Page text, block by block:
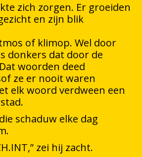
zich zorgen. Er groeiden
en zijn blik
of klimop. Wel door
donkers dat door de
woorden deed
ze er nooit waren
elk woord verdween een
schaduw elke dag
zei hij zacht.